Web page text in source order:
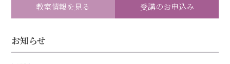
教室情報を見る 受講のお申込み
お知らせ